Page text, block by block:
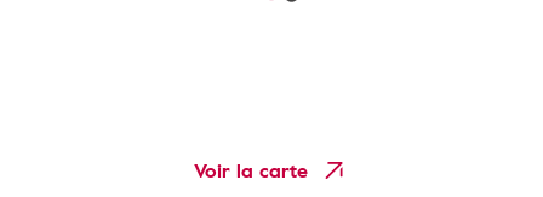
Voir la carte